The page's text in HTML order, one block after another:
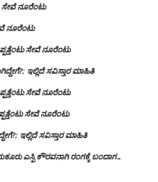
ಸೇವೆ ನೂರೆಂಟು
ನೂರೆಂಟು
ಸೇವೆ ನೂರೆಂಟು
ಇಲ್ಲಿದೆ ಸವಿಸ್ತಾರ ಮಾಹಿತಿ
ಸೇವೆ ನೂರೆಂಟು
ಸೇವೆ ನೂರೆಂಟು
ಇಲ್ಲಿದೆ ಸವಿಸ್ತಾರ ಮಾಹಿತಿ
ಎಸ್ಪಿ ಕೌರವನಾಗಿ ರಂಗಕ್ಕೆ ಬಂದಾಗ…